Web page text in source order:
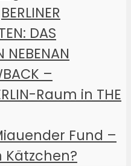
BERLINER
DAS
NEBENAN
–
Raum in THE
Fund –
Kätzchen?